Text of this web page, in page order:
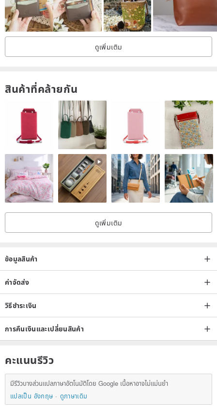
and grain.
◎ Made from supple, thick shrink leather with a delightful feel.
【 Material 】 Cowhide, 1.3mm thickness. Slightly soft with a
pleasant firmness.
【 Size 】 Body: Height 22cm, Width (top) 18cm, Bottom Gusset
6cm
Handle: Length 33.5cm (edge to edge of bag), Width 1.5cm
☆ Leather Craft Miyabi's tote bags feature varying prices based on
size, manufacturing method (hand-stitched or machine-stitched),
and leather quality. (Prices may also vary for custom orders.)
Men's bag, Men's tote, Mini bag, Mini tote, Leather bag, Leather
tote, Handbag, Genuine leather tote, Commute, School, Outing,
Outdoor, Christmas, Xmas, Present, Gift, Minimalist
ดูเพิ่มเติม
สินค้าที่คล้ายกัน
ดูเพิ่มเติม
ข้อมูลสินค้า
ค่าจัดส่ง
วิธีชำระเงิน
การคืนเงินและเปลี่ยนสินค้า
คะแนนรีวิว
มีรีวิวบางส่วนแปลภาษาอัตโนมัติโดย Google เนื้อหาอาจไม่แม่นยำ
แปลเป็น อังกฤษ
ดูภาษาเดิม